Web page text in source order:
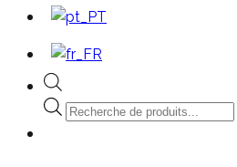
Recherche